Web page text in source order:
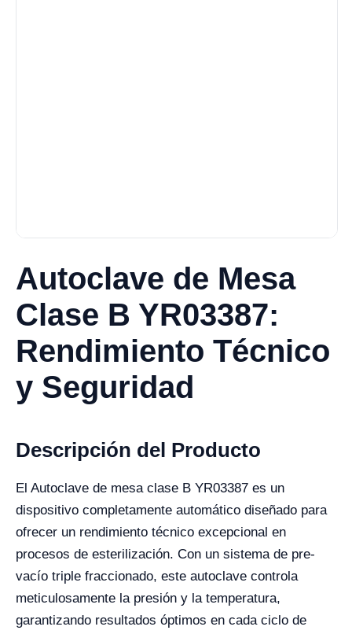
Autoclave de Mesa
Clase B YR03387:
Rendimiento Técnico
y Seguridad
Descripción del Producto
El Autoclave de mesa clase B YR03387 es un
dispositivo completamente automático diseñado para
ofrecer un rendimiento técnico excepcional en
procesos de esterilización. Con un sistema de pre-
vacío triple fraccionado, este autoclave controla
meticulosamente la presión y la temperatura,
garantizando resultados óptimos en cada ciclo de